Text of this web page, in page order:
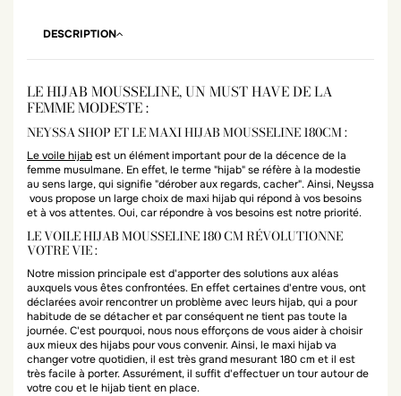
DESCRIPTION
LE HIJAB MOUSSELINE, UN MUST HAVE DE LA
FEMME MODESTE :
NEYSSA SHOP ET LE MAXI HIJAB MOUSSELINE 180CM :
Le voile hijabest un élément important pour de la décence de la
femme musulmane. En effet, le terme "hijab" se réfère à la modestie
au sens large, qui signifie "dérober aux regards, cacher". Ainsi, Neyssa
vous propose un large choix de maxi hijab qui répond à vos besoins
et à vos attentes. Oui, car répondre à vos besoins est notre priorité.
LE VOILE HIJAB MOUSSELINE 180 CM RÉVOLUTIONNE
VOTRE VIE :
Notre mission principale est d'apporter des solutions aux aléas
auxquels vous êtes confrontées. En effet certaines d'entre vous, ont
déclarées avoir rencontrer un problème avec leurs hijab, qui a pour
habitude de se détacher et par conséquent ne tient pas toute la
journée. C'est pourquoi, nous nous efforçons de vous aider à choisir
aux mieux des hijabs pour vous convenir. Ainsi, le maxi hijab va
changer votre quotidien, il est très grand mesurant 180 cm et il est
très facile à porter. Assurément, il suffit d'effectuer un tour autour de
votre cou et le hijab tient en place.